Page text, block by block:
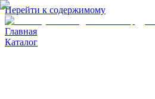
Перейти к содержимому
Главная
Каталог